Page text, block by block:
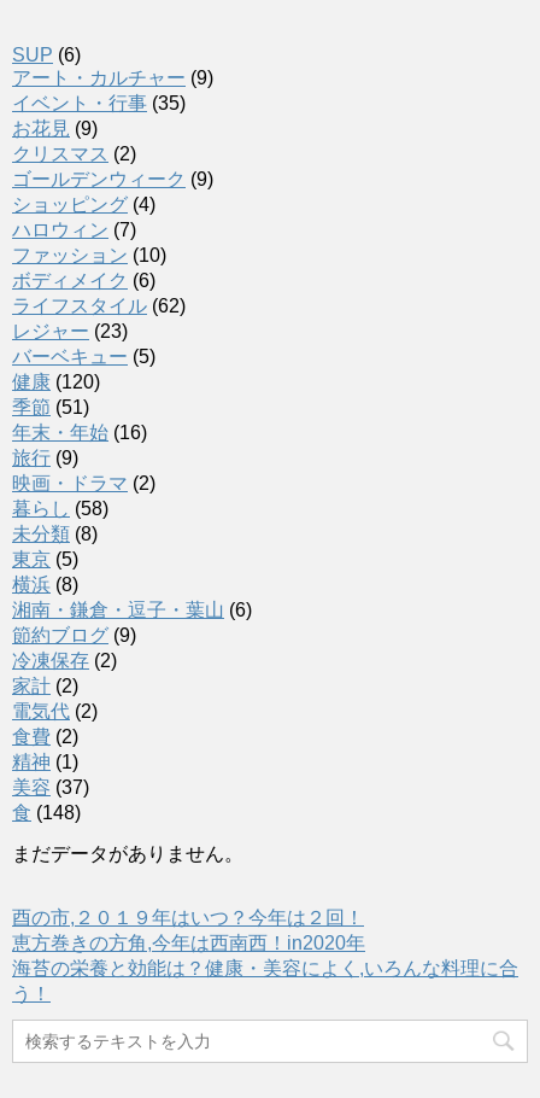
SUP (6)
アート・カルチャー (9)
イベント・行事 (35)
お花見 (9)
クリスマス (2)
ゴールデンウィーク (9)
ショッピング (4)
ハロウィン (7)
ファッション (10)
ボディメイク (6)
ライフスタイル (62)
レジャー (23)
バーベキュー (5)
健康 (120)
季節 (51)
年末・年始 (16)
旅行 (9)
映画・ドラマ (2)
暮らし (58)
未分類 (8)
東京 (5)
横浜 (8)
湘南・鎌倉・逗子・葉山 (6)
節約ブログ (9)
冷凍保存 (2)
家計 (2)
電気代 (2)
食費 (2)
精神 (1)
美容 (37)
食 (148)
まだデータがありません。
酉の市,２０１９年はいつ？今年は２回！
恵方巻きの方角,今年は西南西！in2020年
海苔の栄養と効能は？健康・美容によく,いろんな料理に合
う！